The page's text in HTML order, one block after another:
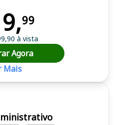
99
à vista
Agora
Mais